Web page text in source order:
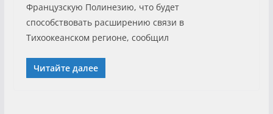
Французскую Полинезию, что будет
способствовать расширению связи в
Тихоокеанском регионе, сообщил
Читайте далее